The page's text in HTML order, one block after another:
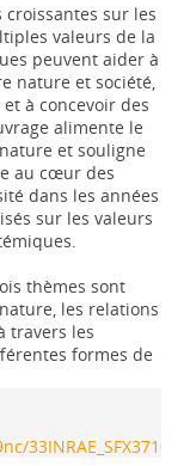
sur les
valeurs de la
peuvent aider à
nature et société,
à concevoir des
alimente le
et souligne
au cœur des
dans les années
sur les valeurs
thèmes sont
les relations
travers les
formes de